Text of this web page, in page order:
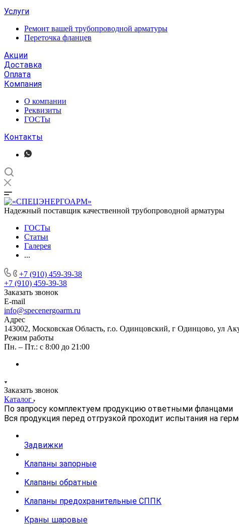
Услуги
Ремонт вашей трубопроводной арматуры
Переточка фланцев
Акции
Доставка
Оплата
Компания
О компании
Реквизиты
ГОСТы
Контакты
Надежный поставщик качественной трубопроводной арматуры
ГОСТы
Статьи
Галерея
...
+7 (910) 459-39-38
+7 (910) 459-39-38
Заказать звонок
E-mail
info@specenergoarm.ru
Адрес
143002, Московская Область, г.о. Одинцовский, г Одинцово, ул
Режим работы
Пн. – Пт.: с 8:00 до 21:00
Заказать звонок
Каталог
По запросу комплектуем продукцию ответными фланцами
Вся продукция перед отгрузкой проходит испытания на
Задвижки
Клапаны запорные
Клапаны обратные
Клапаны предохранительные СППК
Краны шаровые